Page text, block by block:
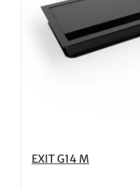
EXIT G14 M